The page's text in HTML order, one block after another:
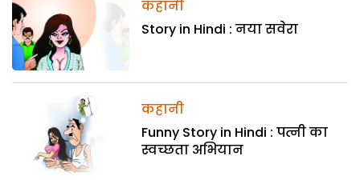
कहानी
Story in Hindi : नया सवेरा
कहानी
Funny Story in Hindi : पत्नी का
स्वच्छता अभियान